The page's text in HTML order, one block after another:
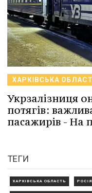
ХАРКІВСЬКА
Укрзалізниця
потягів:
пасажирів - На
ТЕГИ
ХАРКІВСЬКА ОБЛАСТЬ РОСІЯ